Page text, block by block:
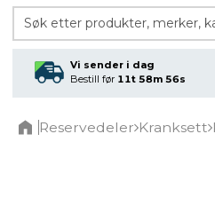
Søk etter produkter, merker,
Vi sender i dag
Bestill før 11t 58m 56s
Reservedeler Kranksett